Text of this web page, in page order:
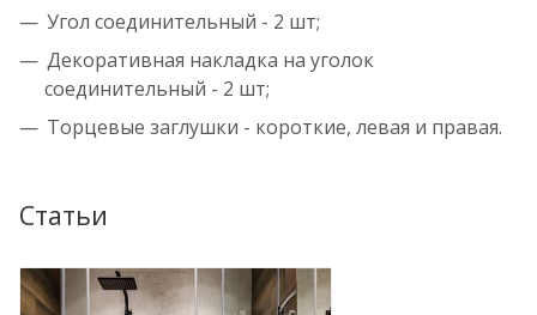
Угол соединительный - 2 шт;
Декоративная накладка на уголок
соединительный - 2 шт;
Торцевые заглушки - короткие, левая и правая.
Статьи